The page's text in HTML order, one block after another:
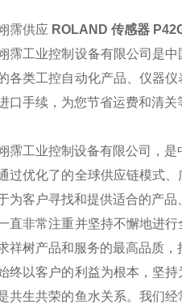
霈供应 ROLAND 传感器
翊霈工业控制设备有限公司是
各类工控自动化产品、仪器
口手续，为您节省运费和清关
霈工业控制设备有限公司，
过优化了的全球供应链模式
为客户寻找和提供适合的产品
直非常注重并坚持不懈地进
祥树产品和服务的最高品质，
终以客户的利益为根本，坚
共生共荣的鱼水关系。我们